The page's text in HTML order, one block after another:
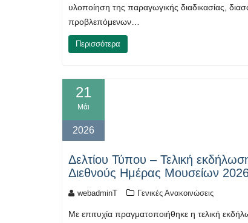
υλοποίηση της παραγωγικής διαδικασίας,
προβλεπόμενων…
Περισσότερα
21
Μάι
2026
Δελτίου Τύπου – Τελική
Διεθνούς Ημέρας Μουσείων
webadminT Γενικές Ανακοινώσεις
Με επιτυχία πραγματοποιήθηκε η τελική